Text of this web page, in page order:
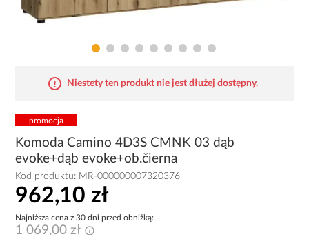
Niestety ten produkt nie jest dłużej dostępny.
promocja
Komoda Camino 4D3S CMNK 03 dąb
evoke+dąb evoke+ob.čierna
Kod produktu: MR-000000007320376
962,10 zł
Najniższa cena z 30 dni przed obniżką:
1 069,00 zł